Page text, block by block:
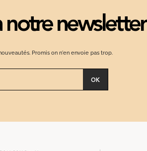
notre newsletter
Promis on n'en envoie pas trop.
OK